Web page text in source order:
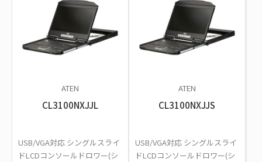
ATEN
CL3100NXJJL
USB/VGA対応 シングルスライ
ドLCDコンソールドロワー(シ
ATEN
CL3100NXJJS
USB/VGA対応 シングルスライ
ドLCDコンソールドロワー(シ